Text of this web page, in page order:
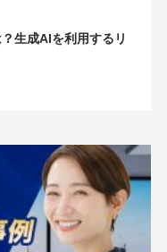
生成AIを利用するリ